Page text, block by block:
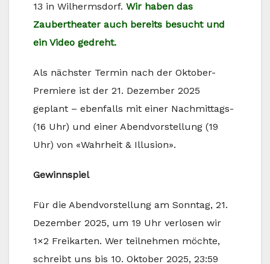
13 in Wilhermsdorf. Wir haben das
Zaubertheater auch bereits besucht und
ein Video gedreht.
Als nächster Termin nach der Oktober-
Premiere ist der 21. Dezember 2025
geplant – ebenfalls mit einer Nachmittags-
(16 Uhr) und einer Abendvorstellung (19
Uhr) von «Wahrheit & Illusion».
Gewinnspiel
Für die Abendvorstellung am Sonntag, 21.
Dezember 2025, um 19 Uhr verlosen wir
1×2 Freikarten. Wer teilnehmen möchte,
schreibt uns bis 10. Oktober 2025, 23:59